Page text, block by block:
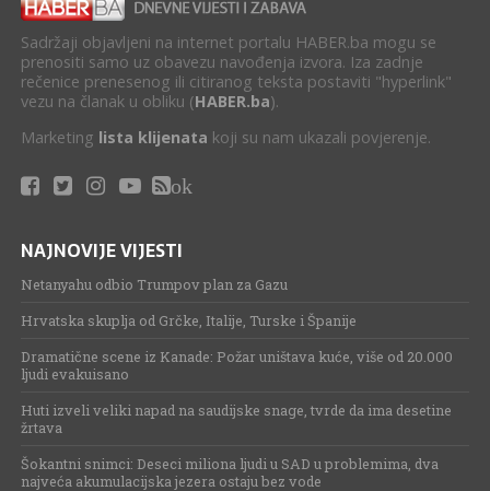
Sadržaji objavljeni na internet portalu HABER.ba mogu se
prenositi samo uz obavezu navođenja izvora. Iza zadnje
rečenice prenesenog ili citiranog teksta postaviti "hyperlink"
vezu na članak u obliku (HABER.ba).
Marketing lista klijenata koji su nam ukazali povjerenje.
ok
NAJNOVIJE VIJESTI
Netanyahu odbio Trumpov plan za Gazu
Hrvatska skuplja od Grčke, Italije, Turske i Španije
Dramatične scene iz Kanade: Požar uništava kuće, više od 20.000
ljudi evakuisano
Huti izveli veliki napad na saudijske snage, tvrde da ima desetine
žrtava
Šokantni snimci: Deseci miliona ljudi u SAD u problemima, dva
najveća akumulacijska jezera ostaju bez vode